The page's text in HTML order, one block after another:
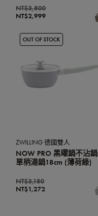
手柄)
NT$2,999
NT$3,800
OUT OF STOCK
ZWILLING 德國雙人
NOW PRO 黑曜鍋不沾鍋
單柄湯鍋18cm (薄荷綠)
NT$1,272
NT$3,180